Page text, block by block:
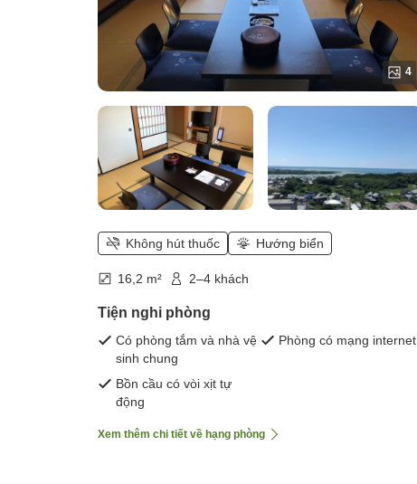
4
Không hút thuốc Hướng biển
16,2 m² 2–4 khách
Tiện nghi phòng
Có phòng tắm và nhà vệ
sinh chung
Phòng có mạng internet
Bồn cầu có vòi xịt tự
động
Xem thêm chi tiết về hạng phòng